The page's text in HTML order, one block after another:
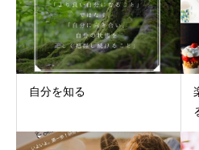
自分を知る